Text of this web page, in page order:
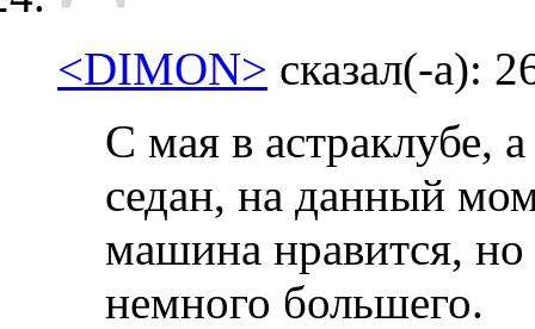
<DIMON> сказал(-а):
С мая в астраклубе,
седан, на данный
машина нравится, но
немного большего.